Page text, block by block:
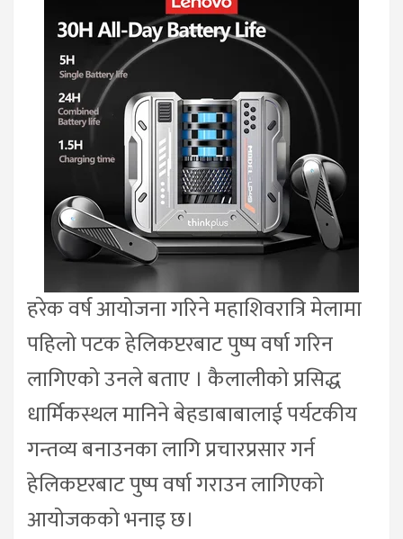
हरेक वर्ष आयोजना गरिने महाशिवरात्रि मेलामा
पहिलो पटक हेलिकप्टरबाट पुष्प वर्षा गरिन
लागिएको उनले बताए । कैलालीको प्रसिद्ध
धार्मिकस्थल मानिने बेहडाबाबालाई पर्यटकीय
गन्तव्य बनाउनका लागि प्रचारप्रसार गर्न
हेलिकप्टरबाट पुष्प वर्षा गराउन लागिएको
आयोजकको भनाइ छ।